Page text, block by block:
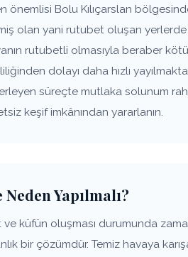
Bolu Kılıçarslan
olan yani rutubet oluşan
rutubetli olmasıyla beraber
dolayı daha hızlı
süreçte mutlaka solunum
keşif imkânından yararlanın.
Yapılmalı?
küfün oluşması durumunda
bir çözümdür. Temiz havaya